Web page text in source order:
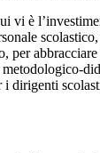
vi è
per
i dirigenti